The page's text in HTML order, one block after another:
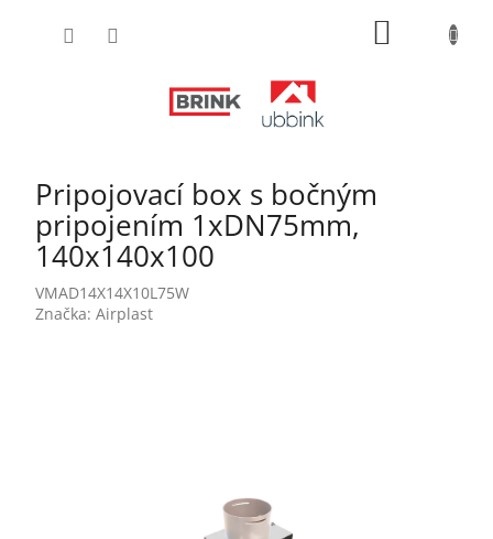
Pripojovací box s bočným
pripojením 1xDN75mm,
140x140x100
VMAD14X14X10L75W
Značka:Airplast